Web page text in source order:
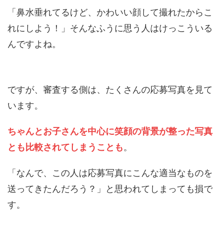
「鼻水垂れてるけど、かわいい顔して撮れたからこ
れにしよう！」そんなふうに思う人はけっこういる
んですよね。
ですが、審査する側は、たくさんの応募写真を見て
います。
ちゃんとお子さんを中心に笑顔の背景が整った写真
とも比較されてしまうことも。
「なんで、この人は応募写真にこんな適当なものを
送ってきたんだろう？」と思われてしまっても損で
す。